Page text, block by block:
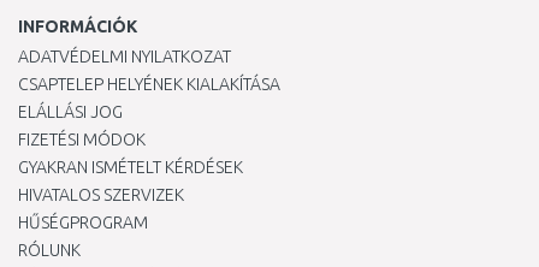
INFORMÁCIÓK
ADATVÉDELMI NYILATKOZAT
CSAPTELEP HELYÉNEK KIALAKÍTÁSA
ELÁLLÁSI JOG
FIZETÉSI MÓDOK
GYAKRAN ISMÉTELT KÉRDÉSEK
HIVATALOS SZERVIZEK
HŰSÉGPROGRAM
RÓLUNK